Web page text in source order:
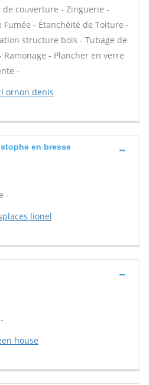
couverture - Zinguerie -
- Étanchéité de Toiture -
structure bois - Tubage de
- Plancher en verre
-
ornon denis
en bresse
-
lionel
house